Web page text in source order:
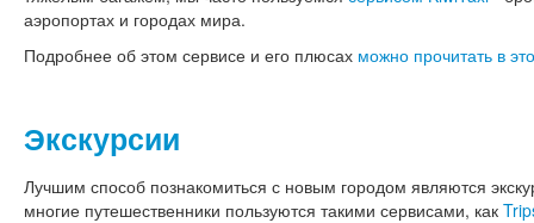
аэропортах и городах мира.
Подробнее об этом сервисе и его плюсах можно прочитать в
Экскурсии
Лучшим способ познакомиться с новым городом являются
многие путешественники пользуются такими сервисами, как